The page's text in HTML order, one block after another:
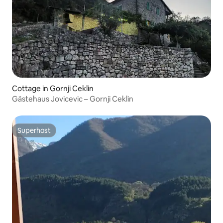
Cottage in Gornji Ceklin
Gästehaus Jovicevic – Gornji Ceklin
Superhost
Superhost